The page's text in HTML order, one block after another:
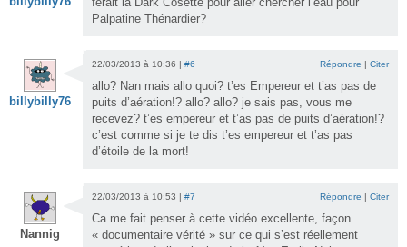
Palpatine Thénardier?
billybilly76
22/03/2013 à 10:36 | #6 Répondre | Citer
allo? Nan mais allo quoi? t’es Empereur et t’as pas de
puits d’aération!? allo? allo? je sais pas, vous me
recevez? t’es empereur et t’as pas de puits d’aération!?
c’est comme si je te dis t’es empereur et t’as pas
d’étoile de la mort!
Nannig
22/03/2013 à 10:53 | #7 Répondre | Citer
Ca me fait penser à cette vidéo excellente, façon
« documentaire vérité » sur ce qui s’est réellement